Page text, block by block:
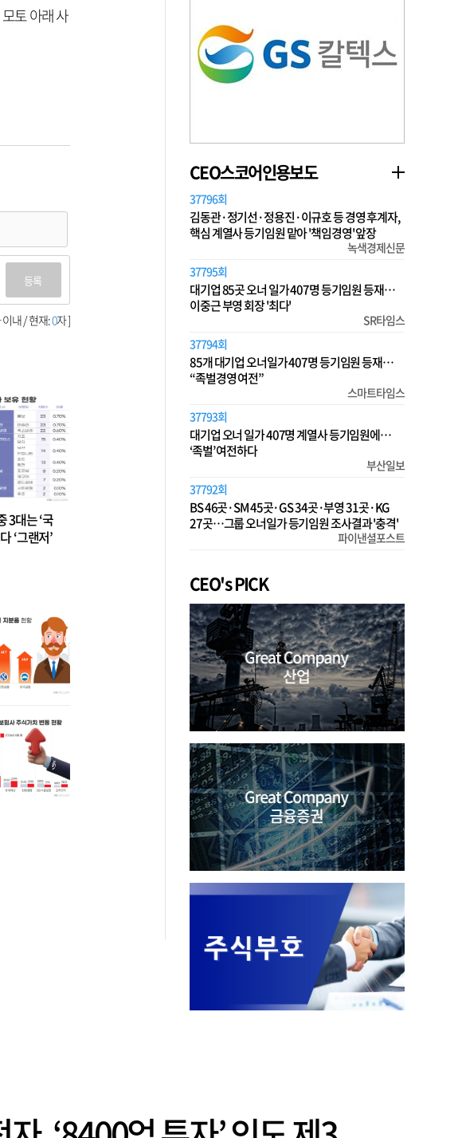
토 아래 사
등록
이내 / 현재:0자 ]
3대는 ‘국
‘그랜저’
CEO스코어인용보도
37796회
김동관·정기선·정용진·이규호 등 경영 후계자,
핵심 계열사 등기임원 맡아 '책임경영' 앞장
녹색경제신문
37795회
대기업 85곳 오너 일가 407명 등기임원 등재…
이중근 부영 회장 '최다'
SR타임스
37794회
85개 대기업 오너일가 407명 등기임원 등재…
“족벌경영 여전”
스마트타임스
37793회
대기업 오너 일가 407명 계열사 등기임원에…
‘족벌’ 여전하다
부산일보
37792회
BS 46곳·SM 45곳·GS 34곳·부영 31곳·KG
27곳…그룹 오너일가 등기임원 조사결과 '충격'
파이낸셜포스트
CEO's PICK